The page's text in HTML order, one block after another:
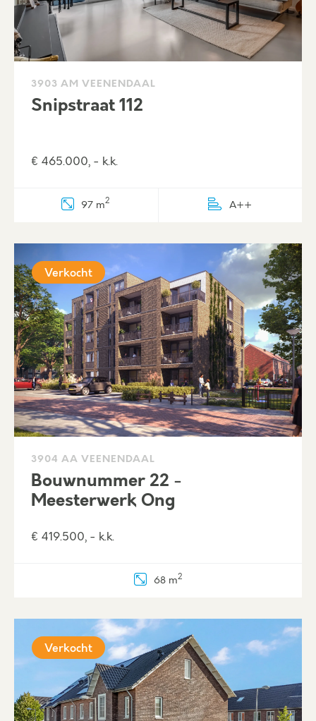
3903 AM VEENENDAAL
Snipstraat 112
€ 465.000, - k.k.
97 m2 A++
Verkocht
3904 AA VEENENDAAL
Bouwnummer 22 -
Meesterwerk Ong
€ 419.500, - k.k.
68 m2
Verkocht